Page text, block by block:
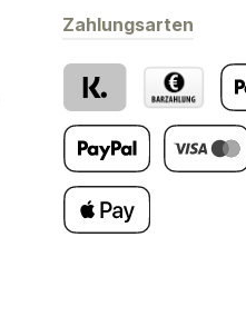
Zahlungsarten
Später Bezahlen
Klarna Barzahlung